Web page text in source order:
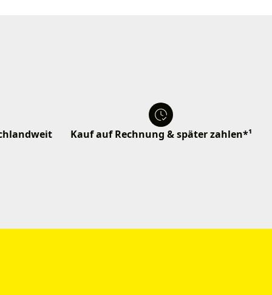
Kauf auf Rechnung & später zahlen*¹